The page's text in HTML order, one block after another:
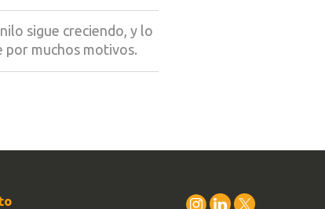
sigue creciendo, y lo
por muchos motivos.